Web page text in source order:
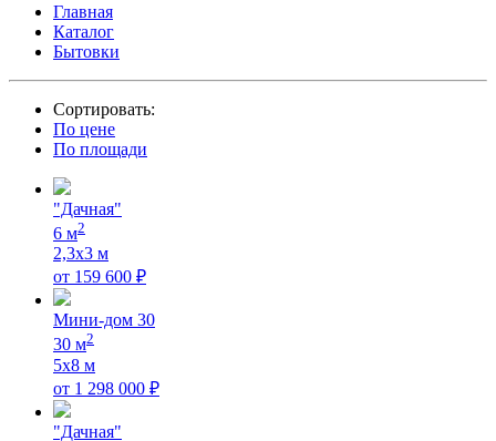
Главная
Каталог
Бытовки
Сортировать:
По цене
По площади
"Дачная"
6 м2
2,3x3 м
от 159 600 ₽
Мини-дом 30
30 м2
5х8 м
от 1 298 000 ₽
"Дачная"